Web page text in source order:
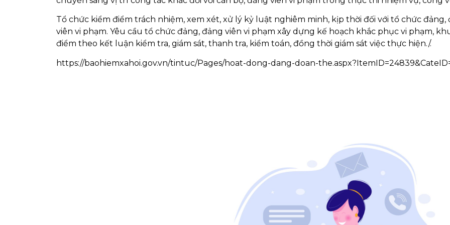
Tổ chức kiểm điểm trách nhiệm, xem xét, xử lý kỷ luật nghiêm minh, kịp thời đối với tổ chức đảng,
viên vi phạm. Yêu cầu tổ chức đảng, đảng viên vi phạm xây dựng kế hoạch khắc phục vi phạm,
điểm theo kết luận kiểm tra, giám sát, thanh tra, kiểm toán, đồng thời giám sát việc thực hiện./.
https://baohiemxahoi.gov.vn/tintuc/Pages/hoat-dong-dang-doan-